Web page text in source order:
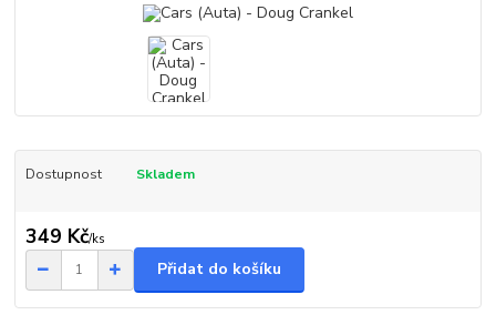
Dostupnost Skladem
349 Kč/ks
Přidat do košíku